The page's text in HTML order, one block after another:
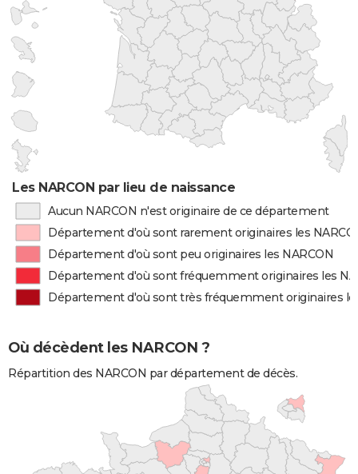
Les NARCON par lieu de naissance
Aucun NARCON n'est originaire de ce département
Département d'où sont rarement originaires les
Département d'où sont peu originaires les NARCON
Département d'où sont fréquemment originaires les
Département d'où sont très fréquemment originaires
Où décèdent les NARCON ?
Répartition des NARCON par département de décès.